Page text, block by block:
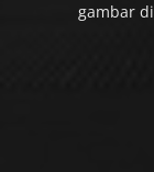
gambar